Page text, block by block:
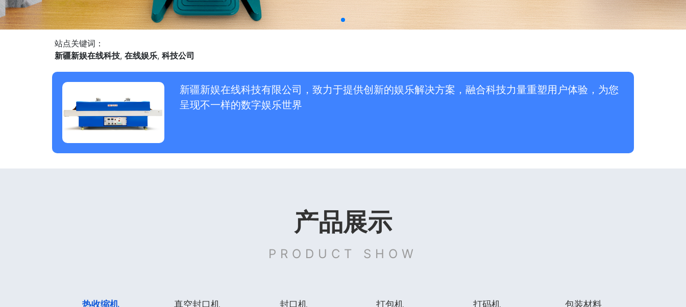
站点关键词：
新疆新娱在线科技, 在线娱乐, 科技公司
新疆新娱在线科技有限公司，致力于提供创新的娱乐解决方案，融合科技力量重塑用户体验，为您
呈现不一样的数字娱乐世界
产品展示
PRODUCT SHOW
热收缩机 真空封口机 封口机 打包机 打码机 包装材料